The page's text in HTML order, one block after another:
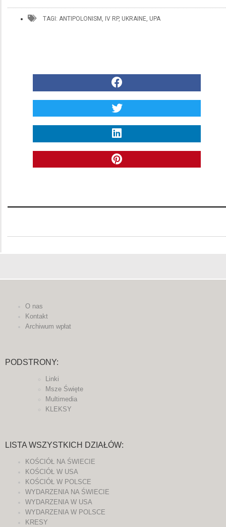
TAGI: ANTIPOLONISM , IV RP, UKRAINE, UPA
O nas
Kontakt
Archiwum wpłat
PODSTRONY:
Linki
Msze Święte
Multimedia
KLEKSY
LISTA WSZYSTKICH DZIAŁÓW:
KOŚCIÓŁ NA ŚWIECIE
KOŚCIÓŁ W USA
KOŚCIÓŁ W POLSCE
WYDARZENIA NA ŚWIECIE
WYDARZENIA W USA
WYDARZENIA W POLSCE
KRESY